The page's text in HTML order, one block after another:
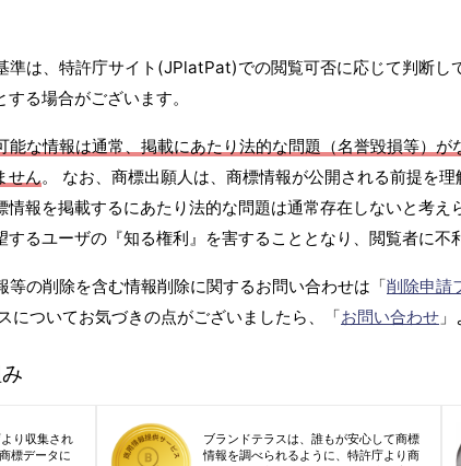
準は、特許庁サイト(JPlatPat)での閲覧可否に応じて判断し
る場合がございます。
能な情報は通常、掲載にあたり法的な問題（名誉毀損等）が
せん。 なお、商標出願人は、商標情報が公開される前提を
報を掲載するにあたり法的な問題は通常存在しないと考え
るユーザの『知る権利』を害することとなり、閲覧者に不
等の削除を含む情報削除に関するお問い合わせは「削除申請
についてお気づきの点がございましたら、「お問い合わせ
り収集され
標データに
ブランドテラスは、誰もが安心して商標
情報を調べられるように、特許庁より商